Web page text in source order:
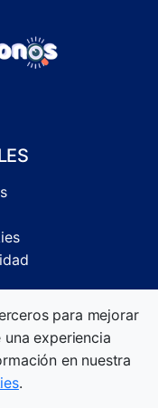
reservados.
para mejorar
experiencia
en nuestra
.